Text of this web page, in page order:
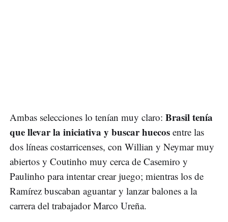
Ambas selecciones lo tenían muy claro: Brasil tenía
que llevar la iniciativa y buscar huecos entre las
dos líneas costarricenses, con Willian y Neymar muy
abiertos y Coutinho muy cerca de Casemiro y
Paulinho para intentar crear juego; mientras los de
Ramírez buscaban aguantar y lanzar balones a la
carrera del trabajador Marco Ureña.